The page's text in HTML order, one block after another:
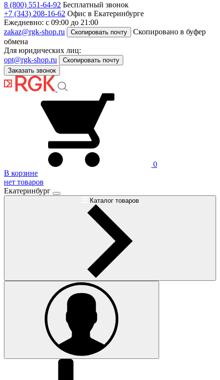
8 (800) 551-64-92 Бесплатный звонок
+7 (343) 208-16-62 Офис в Екатеринбурге
Ежедневно: с 09:00 до 21:00
zakaz@rgk-shop.ru
Скопировать почту
Скопировано в буфер
обмена
Для юридических лиц:
opt@rgk-shop.ru
Скопировать почту
Заказать звонок
0
В корзине
нет товаров
Екатеринбург
Каталог товаров